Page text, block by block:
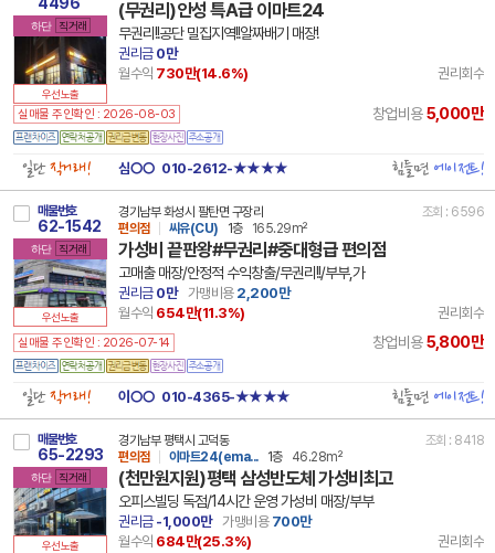
4496
하단 직거래
우선노출
(무권리)안성 특A급 이마트24
무권리!!공단 밀집지역!!알짜배기 매장!
권리금0만
월수익 730만(14.6%) 권리회수
실매물 주인확인 : 2026-08-03 창업비용5,000만
일단직거래! 심○○ 010-2612-★★★★ 힘들면에이전트!
매물번호
62-1542
하단 직거래
우선노출
경기남부 화성시 팔탄면 구장리
조회 : 6596
편의점
씨유(CU) 1층 165.29m²
가성비 끝판왕#무권리#중대형급 편의점
고매출 매장/안정적 수익창출/무권리!!/부부,가
권리금0만 가맹비용2,200만
월수익 654만(11.3%) 권리회수
실매물 주인확인 : 2026-07-14 창업비용5,800만
일단직거래! 이○○ 010-4365-★★★★ 힘들면에이전트!
매물번호
65-2293
하단 직거래
우선노출
경기남부 평택시 고덕동
조회 : 8418
편의점
이마트24(ema... 1층 46.28m²
(천만원지원)평택 삼성반도체 가성비최고
오피스빌딩 독점/14시간 운영 가성비 매장/부부
권리금-1,000만 가맹비용700만
월수익 684만(25.3%) 권리회수